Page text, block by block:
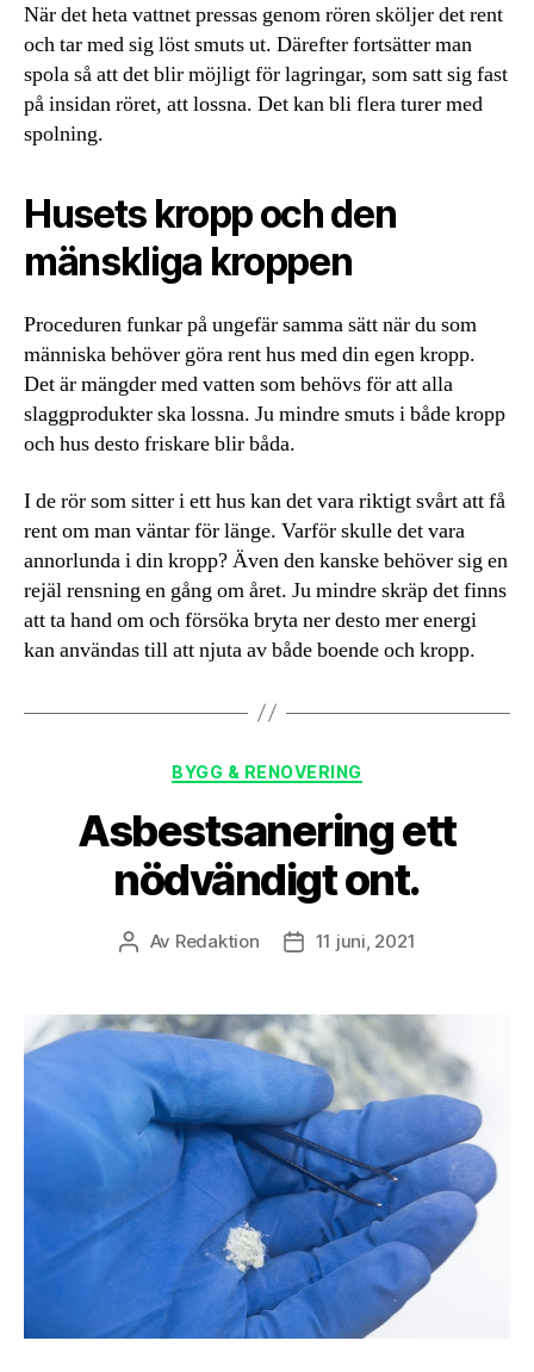
När det heta vattnet pressas genom rören sköljer det rent
och tar med sig löst smuts ut. Därefter fortsätter man
spola så att det blir möjligt för lagringar, som satt sig fast
på insidan röret, att lossna. Det kan bli flera turer med
spolning.
Husets kropp och den
mänskliga kroppen
Proceduren funkar på ungefär samma sätt när du som
människa behöver göra rent hus med din egen kropp.
Det är mängder med vatten som behövs för att alla
slaggprodukter ska lossna. Ju mindre smuts i både kropp
och hus desto friskare blir båda.
I de rör som sitter i ett hus kan det vara riktigt svårt att få
rent om man väntar för länge. Varför skulle det vara
annorlunda i din kropp? Även den kanske behöver sig en
rejäl rensning en gång om året. Ju mindre skräp det finns
att ta hand om och försöka bryta ner desto mer energi
kan användas till att njuta av både boende och kropp.
Kategorier
BYGG & RENOVERING
Asbestsanering ett
nödvändigt ont.
Inläggsförfattare
Av Redaktion Inläggsdatum
11 juni, 2021